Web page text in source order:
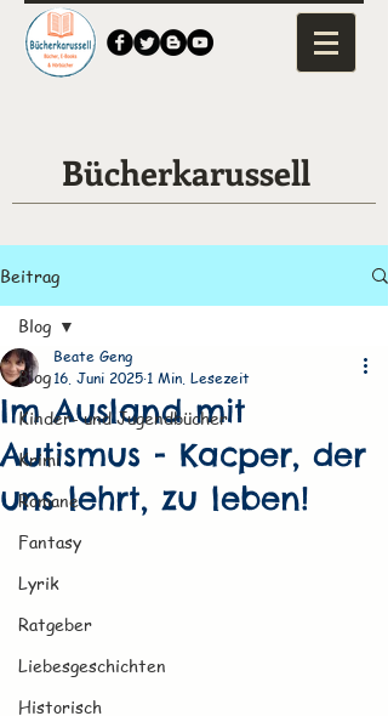
Bücherkarussell
Beitrag
Blog
Kinder- und Jugendbücher
Krimi
Romane
Fantasy
Lyrik
Ratgeber
Liebesgeschichten
Historisch
Blog
Im Ausland mit
Autismus - Kacper, der
uns lehrt, zu leben!
Beate Geng
16. Juni 2025 1 Min. Lesezeit